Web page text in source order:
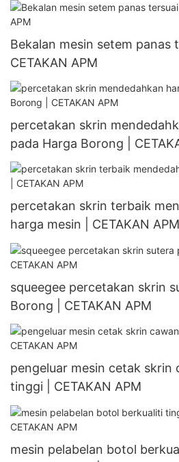
Bekalan mesin setem panas
CETAKAN APM
percetakan skrin
pada Harga Borong |
percetakan skrin terbaik
harga mesin | CETAKAN APM
squeegee percetakan skrin
Borong | CETAKAN APM
pengeluar mesin cetak skrin
tinggi | CETAKAN APM
mesin pelabelan botol